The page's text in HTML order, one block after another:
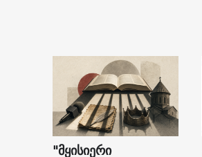
"მყისიერი